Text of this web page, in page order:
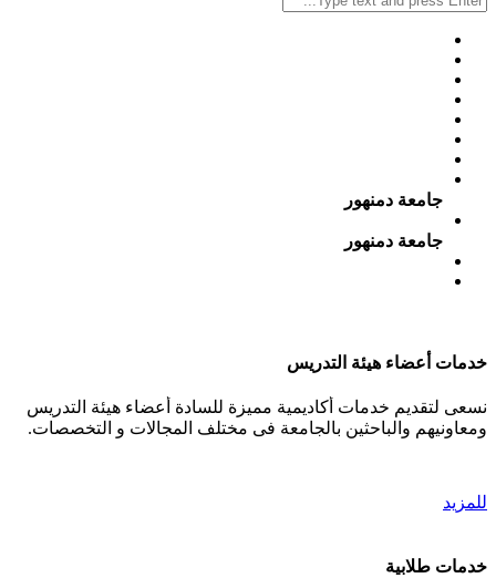
جامعة دمنهور
جامعة دمنهور
خدمات أعضاء هيئة التدريس
نسعى لتقديم خدمات أكاديمية مميزة للسادة أعضاء هيئة التدريس
ومعاونيهم والباحثين بالجامعة فى مختلف المجالات و التخصصات.
للمزيد
خدمات طلابية